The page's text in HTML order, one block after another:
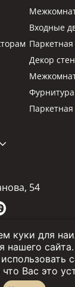
Входные
Паркетная
Декор
Фурнитура
54
куки для
нашего
Вас это